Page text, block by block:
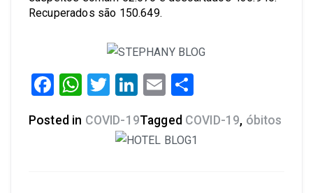
Recuperados são 150.649.
Facebook
WhatsApp
Twitter
LinkedIn
Email
Posted in COVID-19Tagged COVID-19, óbitos